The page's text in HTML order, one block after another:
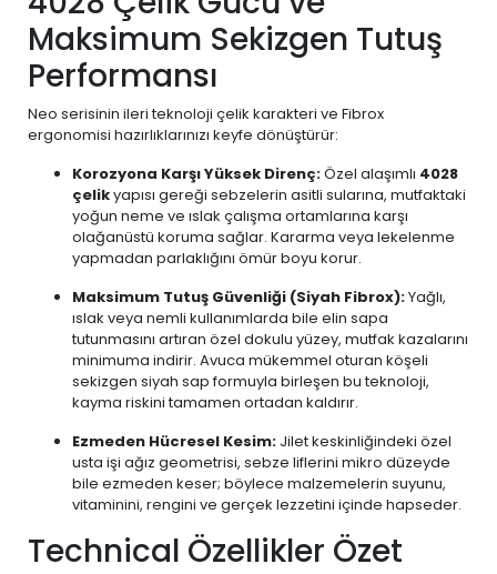
Maksimum Sekizgen Tutuş
Performansı
Neo serisinin ileri teknoloji çelik karakteri ve Fibrox
ergonomisi hazırlıklarınızı keyfe dönüştürür:
Korozyona Karşı Yüksek Direnç:Özel alaşımlı 4028
çelikyapısı gereği sebzelerin asitli sularına, mutfaktaki
yoğun neme ve ıslak çalışma ortamlarına karşı
olağanüstü koruma sağlar. Kararma veya lekelenme
yapmadan parlaklığını ömür boyu korur.
Maksimum Tutuş Güvenliği (Siyah Fibrox):Yağlı,
ıslak veya nemli kullanımlarda bile elin sapa
tutunmasını artıran özel dokulu yüzey, mutfak kazalarını
minimuma indirir. Avuca mükemmel oturan köşeli
sekizgen siyah sap formuyla birleşen bu teknoloji,
kayma riskini tamamen ortadan kaldırır.
Ezmeden Hücresel Kesim: Jilet keskinliğindeki özel
usta işi ağız geometrisi, sebze liflerini mikro düzeyde
bile ezmeden keser; böylece malzemelerin suyunu,
vitaminini, rengini ve gerçek lezzetini içinde hapseder.
Technical Özellikler Özet